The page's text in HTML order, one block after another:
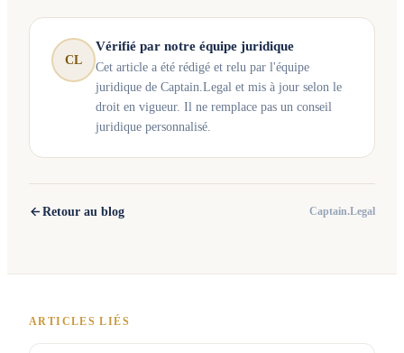
CL
Vérifié par notre équipe juridique
Cet article a été rédigé et relu par l'équipe
juridique de Captain.Legal et mis à jour selon le
droit en vigueur. Il ne remplace pas un conseil
juridique personnalisé.
Retour au blog Captain.Legal
ARTICLES LIÉS